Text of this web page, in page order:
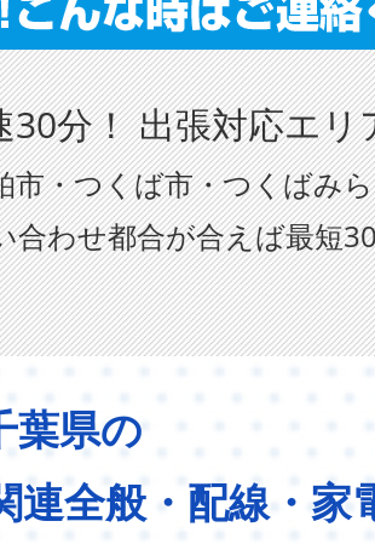
30分！ 出張対応エリ
市・つくば市・つくばみ
合わせ都合が合えば最短
葉県の
連全般・配線・家